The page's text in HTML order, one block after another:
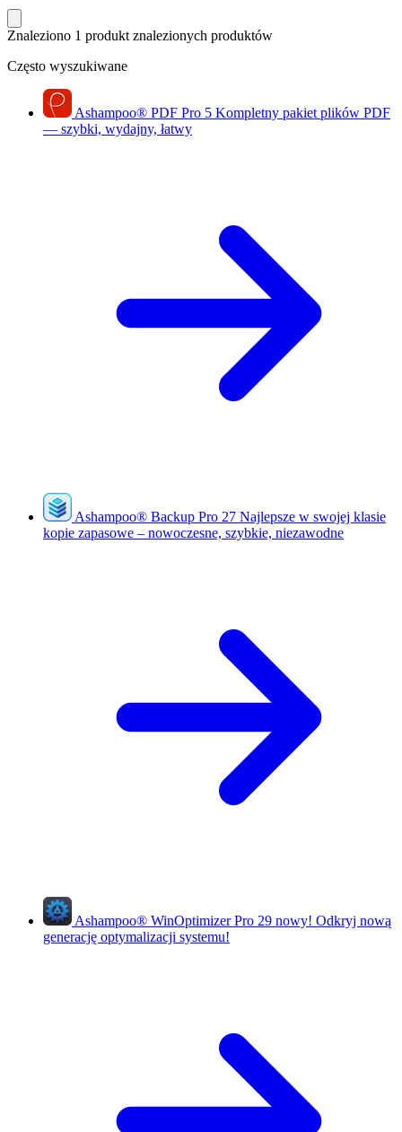
Znaleziono 1 produkt znalezionych produktów
Często wyszukiwane
Ashampoo® PDF Pro 5 Kompletny pakiet plików PDF
— szybki, wydajny, łatwy
Ashampoo® Backup Pro 27 Najlepsze w swojej klasie
kopie zapasowe – nowoczesne, szybkie, niezawodne
Ashampoo® WinOptimizer Pro 29 nowy! Odkryj nową
generację optymalizacji systemu!